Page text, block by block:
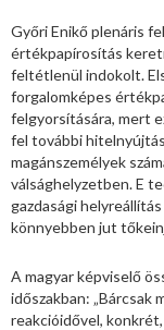
Győri Enikő plenáris
értékpapírosítás
feltétlenül indokolt.
forgalomképes
felgyorsítására, mert
fel további hitelnyújtás
magánszemélyek
válsághelyzetben. E
gazdasági
könnyebben jut
A magyar képviselő
időszakban: „Bárcsak
reakcióidővel,